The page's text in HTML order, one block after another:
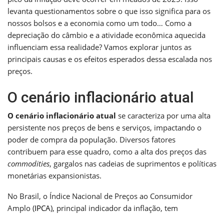
levanta questionamentos sobre o que isso significa para os
nossos bolsos e a economia como um todo… Como a
depreciação do câmbio e a atividade econômica aquecida
influenciam essa realidade? Vamos explorar juntos as
principais causas e os efeitos esperados dessa escalada nos
preços.
O cenário inflacionário atual
O cenário inflacionário atual se caracteriza por uma alta
persistente nos preços de bens e serviços, impactando o
poder de compra da população. Diversos fatores
contribuem para esse quadro, como a alta dos preços das
commodities, gargalos nas cadeias de suprimentos e políticas
monetárias expansionistas.
No Brasil, o Índice Nacional de Preços ao Consumidor
Amplo (IPCA), principal indicador da inflação, tem